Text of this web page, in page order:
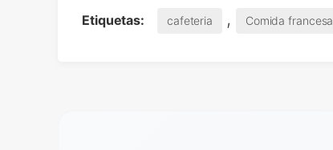
Etiquetas: cafeteria , Comida francesa